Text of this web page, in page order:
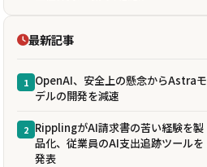
最新記事
1 OpenAI、安全上の懸念からAstraモ
デルの開発を減速
2 RipplingがAI請求書の苦い経験を製
品化、従業員のAI支出追跡ツールを
発表